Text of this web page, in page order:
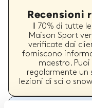
Recensioni
Il 70% di tutte
Maison Sport
verificate dai
forniscono
maestro.
regolarmente un
lezioni di sci o